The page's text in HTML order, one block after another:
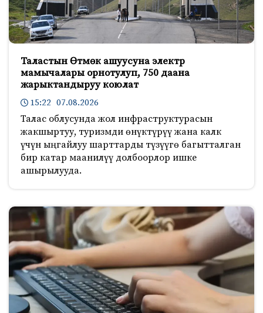
Таластын Өтмөк ашуусуна электр
мамычалары орнотулуп, 750 даана
жарыктандыруу коюлат
15:22 07.08.2026
Талас облусунда жол инфраструктурасын
жакшыртуу, туризмди өнүктүрүү жана калк
үчүн ыңгайлуу шарттарды түзүүгө багытталган
бир катар маанилүү долбоорлор ишке
ашырылууда.